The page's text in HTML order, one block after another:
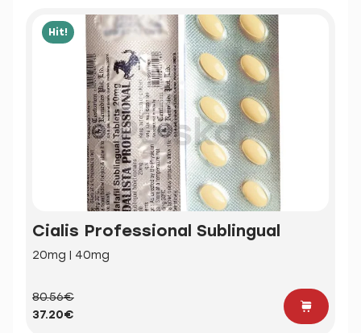
Hit!
Cialis Professional Sublingual
20mg | 40mg
80.56€
37.20€